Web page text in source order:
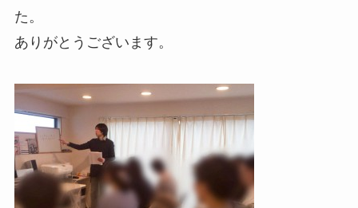
取材・講演などのご依頼
お問合せ
た。
ありがとうございます。